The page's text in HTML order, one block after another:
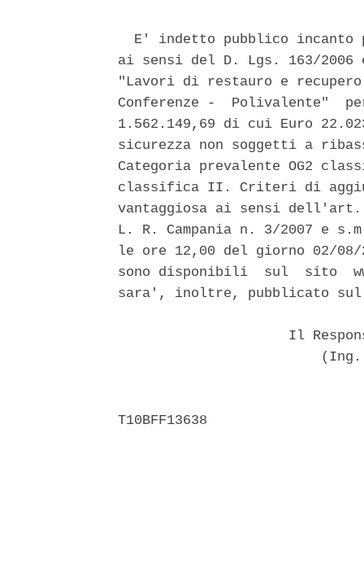
E' indetto pubblico incanto
ai sensi del D. Lgs. 163/
"Lavori di restauro e
Conferenze -  Polivalente"
1.562.149,69 di cui Euro
sicurezza non soggetti a
Categoria prevalente OG2
classifica II. Criteri di
vantaggiosa ai sensi
L. R. Campania n. 3/2007 e
le ore 12,00 del giorno 02/
sono disponibili  sul  sito
sara', inoltre, pubblicato sul
Il